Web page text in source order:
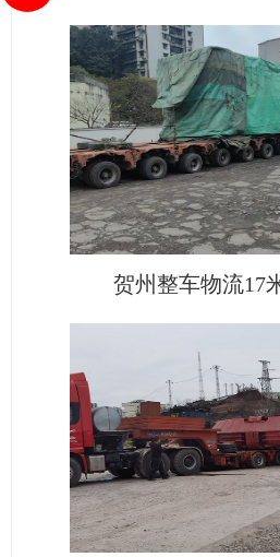
贺州整车物流17